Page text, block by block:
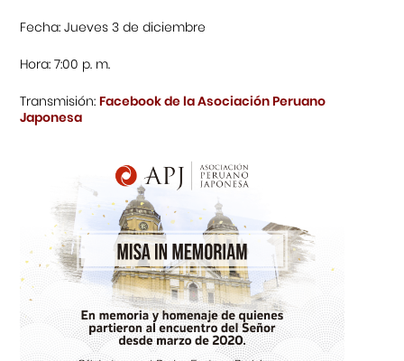
Fecha: Jueves 3 de diciembre
Hora: 7:00 p. m.
Transmisión:Facebook de la Asociación Peruano
Japonesa